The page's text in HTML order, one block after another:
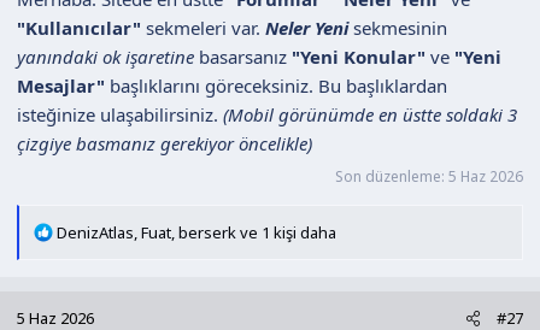
"Kullanıcılar" sekmeleri var. Neler Yenisekmesinin
yanındaki ok işaretine basarsanız "Yeni Konular" ve "Yeni
Mesajlar" başlıklarını göreceksiniz. Bu başlıklardan
isteğinize ulaşabilirsiniz. (Mobil görünümde en üstte soldaki 3
çizgiye basmanız gerekiyor öncelikle)
Son düzenleme: 5 Haz 2026
T
DenizAtlas Fuat berserk ve 1 kişi daha
5 Haz 2026 #27